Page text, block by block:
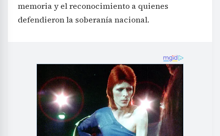
memoria y el reconocimiento a quienes
defendieron la soberanía nacional.